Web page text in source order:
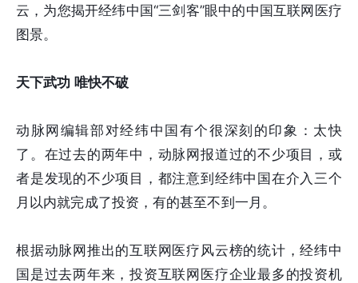
云，为您揭开经纬中国“三剑客”眼中的中国互联网医疗
图景。
天下武功 唯快不破
动脉网编辑部对经纬中国有个很深刻的印象：太快
了。在过去的两年中，动脉网报道过的不少项目，或
者是发现的不少项目，都注意到经纬中国在介入三个
月以内就完成了投资，有的甚至不到一月。
根据动脉网推出的互联网医疗风云榜的统计，经纬中
国是过去两年来，投资互联网医疗企业最多的投资机